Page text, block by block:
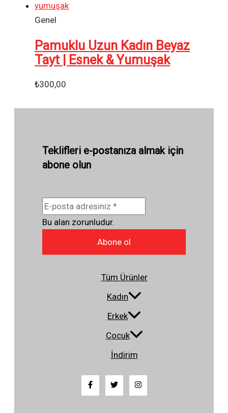
Genel
Pamuklu Uzun Kadın Beyaz
Tayt | Esnek & Yumuşak
₺300,00
Teklifleri e-postanıza almak için
abone olun
Bu alan zorunludur.
Abone ol
Tüm Ürünler
Kadın
Erkek
Çocuk
İndirim